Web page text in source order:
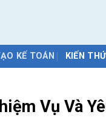
KẾ TOÁN KIẾN
Vụ Và